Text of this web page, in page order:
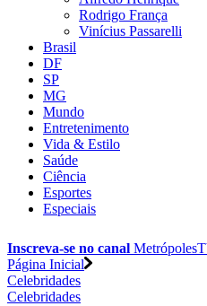
Rodrigo França
Vinícius Passarelli
Brasil
DF
SP
MG
Mundo
Entretenimento
Vida & Estilo
Saúde
Ciência
Esportes
Especiais
Inscreva-se no canal
Página Inicial
Celebridades
Celebridades